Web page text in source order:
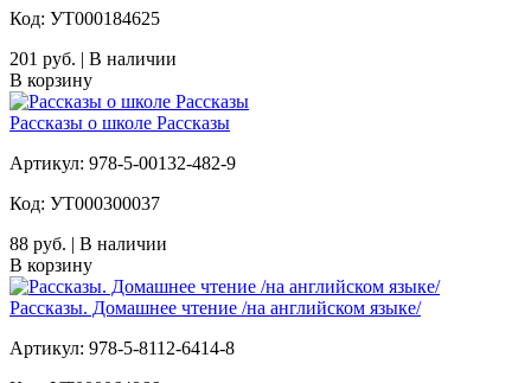
Код: УТ000184625
201 руб. | В наличии
В корзину
Рассказы о школе Рассказы
Артикул: 978-5-00132-482-9
Код: УТ000300037
88 руб. | В наличии
В корзину
Рассказы. Домашнее чтение /на английском языке/
Артикул: 978-5-8112-6414-8